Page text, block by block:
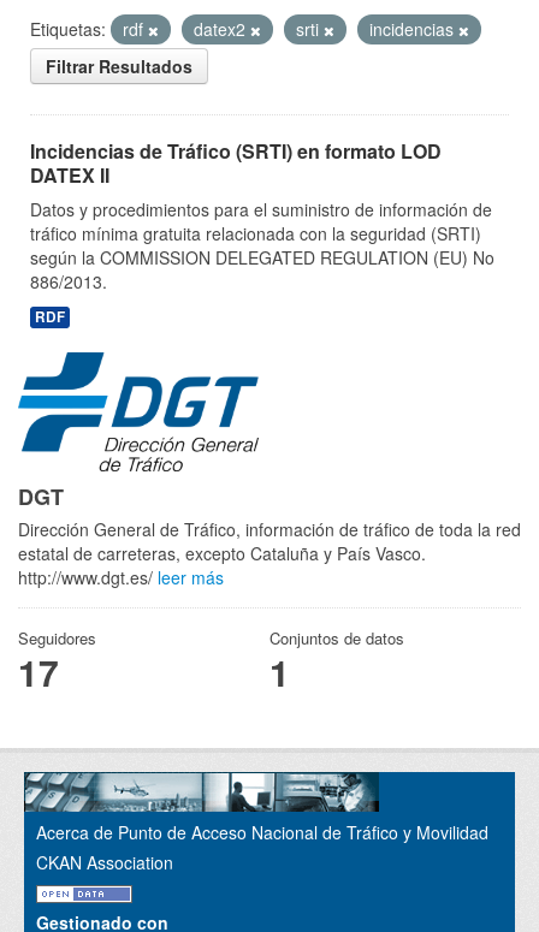
Etiquetas: rdf datex2 srti
incidencias
Filtrar Resultados
Incidencias de Tráfico (SRTI) en formato LOD
DATEX II
Datos y procedimientos para el suministro de información de
tráfico mínima gratuita relacionada con la seguridad (SRTI)
según la COMMISSION DELEGATED REGULATION (EU) No
886/2013.
RDF
DGT
Dirección General de Tráfico, información de tráfico de toda la red
estatal de carreteras, excepto Cataluña y País Vasco.
http://www.dgt.es/ leer más
Seguidores
17
Conjuntos de datos
1
Acerca de Punto de Acceso Nacional de Tráfico y Movilidad
CKAN Association
Gestionado con